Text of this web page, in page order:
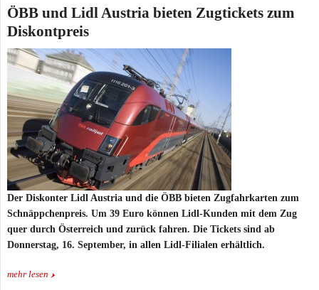
ÖBB und Lidl Austria bieten Zugtickets zum
Diskontpreis
Der Diskonter Lidl Austria und die ÖBB bieten Zugfahrkarten zum
Schnäppchenpreis. Um 39 Euro können Lidl-Kunden mit dem Zug
quer durch Österreich und zurück fahren. Die Tickets sind ab
Donnerstag, 16. September, in allen Lidl-Filialen erhältlich.
mehr lesen